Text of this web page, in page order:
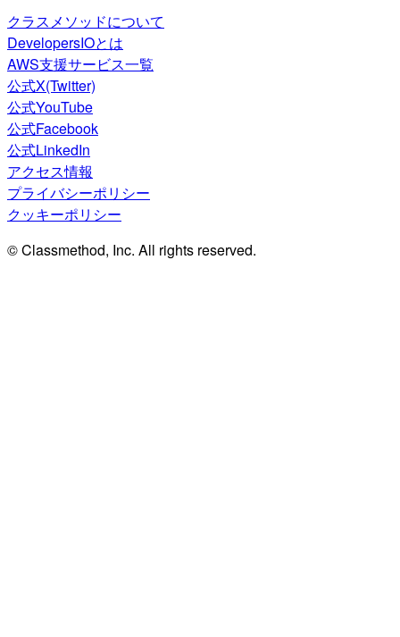
クラスメソッドについて
DevelopersIOとは
AWS支援サービス一覧
公式X(Twitter)
公式YouTube
公式Facebook
公式LinkedIn
アクセス情報
プライバシーポリシー
クッキーポリシー
© Classmethod, Inc. All rights reserved.